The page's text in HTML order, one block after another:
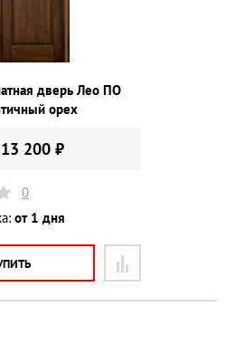
дверь Лео ПО
орех
13 200 ₽
0
от 1 дня